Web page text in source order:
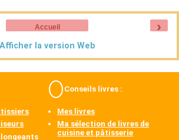
›
Accueil
Afficher la version Web
Conseils livres :
Mes livres
Ma sélection de livres de
cuisine et pâtisserie